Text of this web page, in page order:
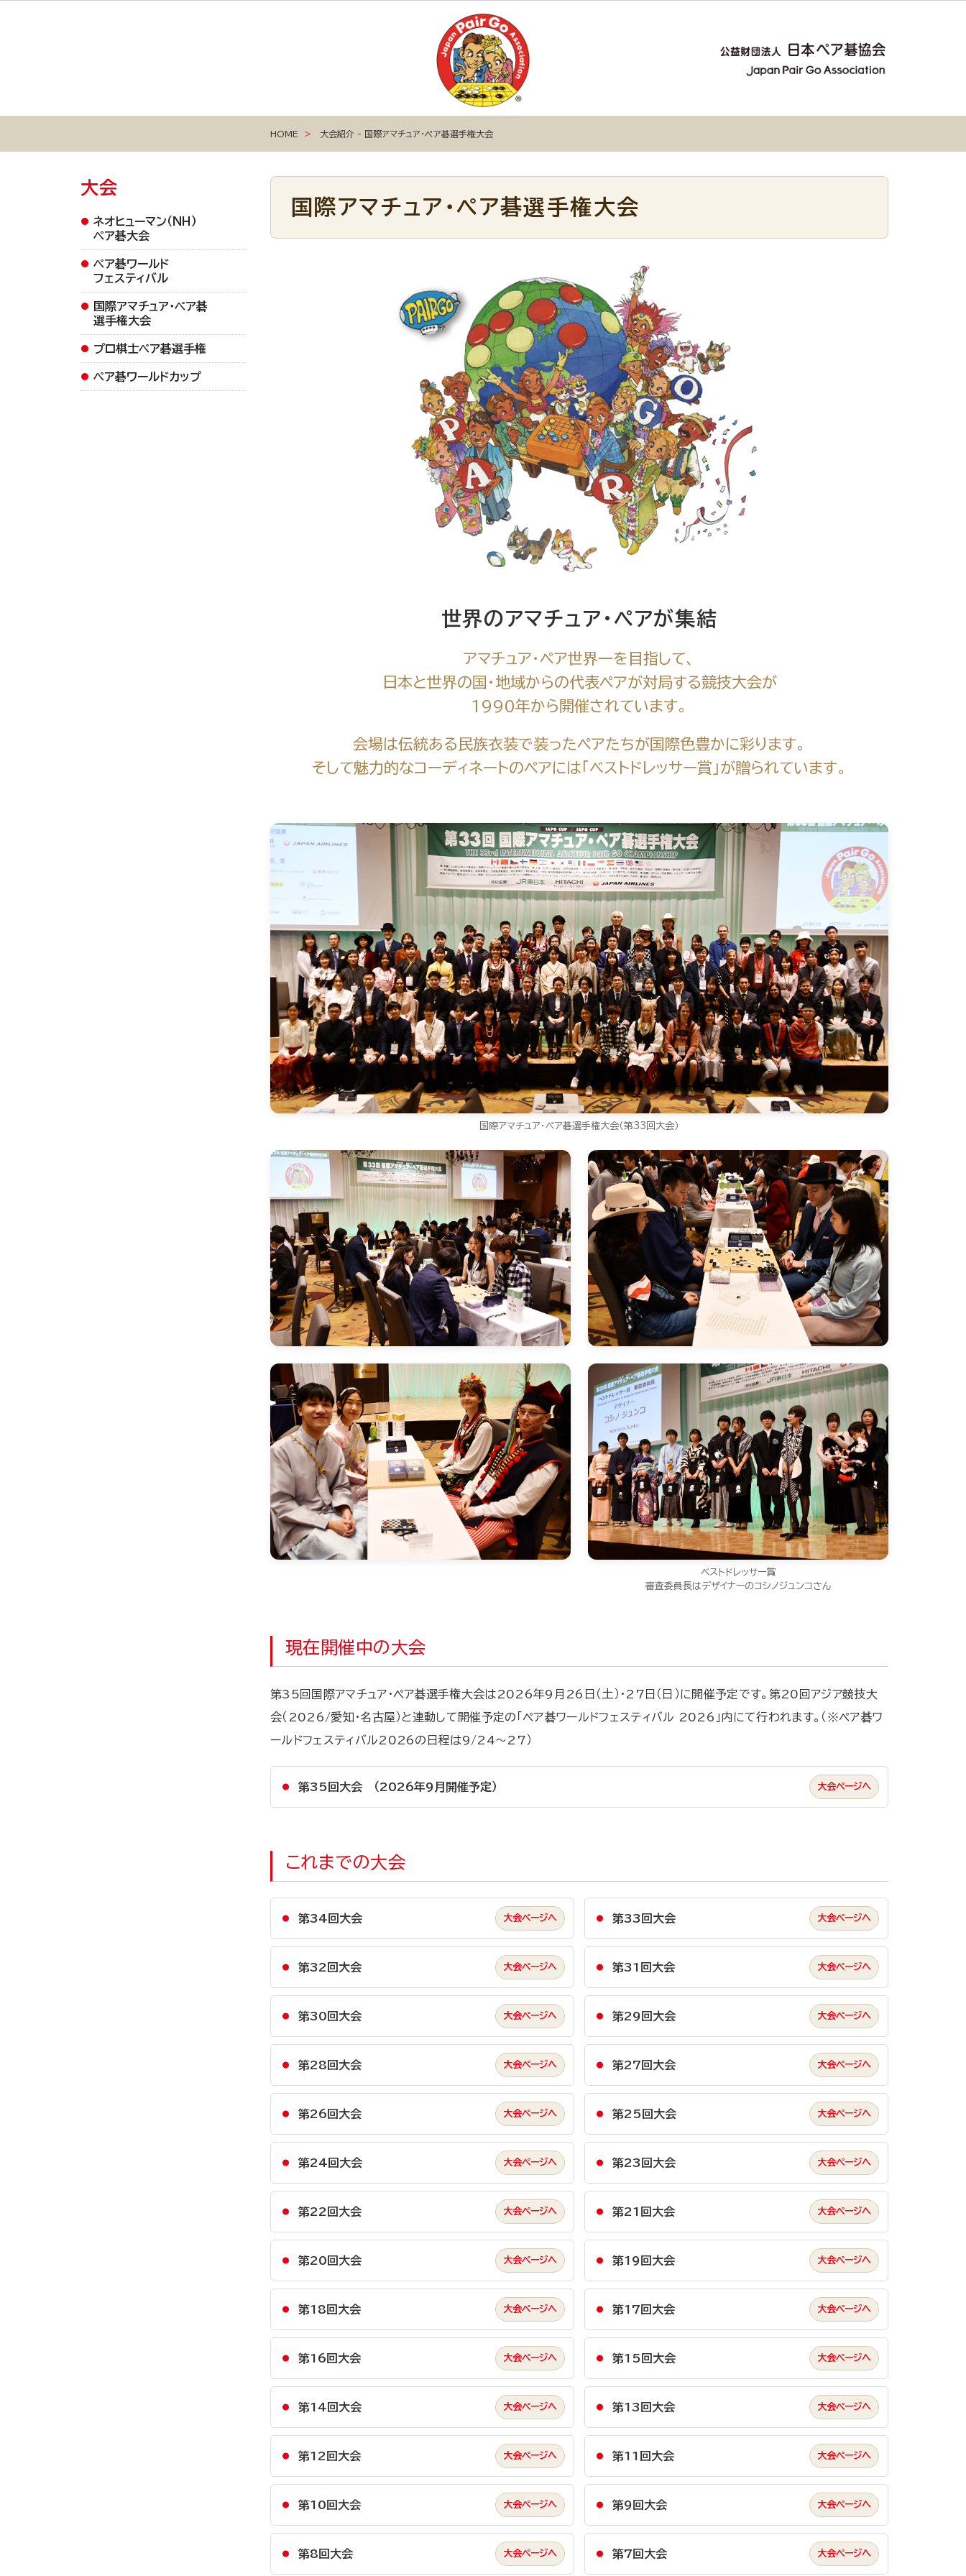
HOME 大会紹介 - 国際アマチュア・ペア碁選手権大会
大会
ネオヒューマン（ＮＨ）
ペア碁大会
ペア碁ワールド
フェスティバル
国際アマチュア・ペア碁
選手権大会
プロ棋士ペア碁選手権
ペア碁ワールドカップ
国際アマチュア・ペア碁選手権大会
世界のアマチュア・ペアが集結
アマチュア・ペア世界一を目指して、
日本と世界の国・地域からの代表ペアが対局する競技大会が
1990年から開催されています。
会場は伝統ある民族衣装で装ったペアたちが国際色豊かに彩ります。
そして魅力的なコーディネートのペアには「ベストドレッサー賞」が贈られています。
国際アマチュア・ペア碁選手権大会（第33回大会）
ベストドレッサー賞
審査委員長はデザイナーのコシノジュンコさん
現在開催中の大会
第35回国際アマチュア・ペア碁選手権大会は2026年9月26日（土）・27日（日）に開催予定です。第20回アジア競技大
会（2026/愛知・名古屋）と連動して開催予定の「ペア碁ワールドフェスティバル 2026」内にて行われます。（※ペア碁ワ
ールドフェスティバル2026の日程は9/24～27）
第35回大会 （2026年9月開催予定）
これまでの大会
第34回大会 第33回大会
第32回大会 第31回大会
第30回大会 第29回大会
第28回大会 第27回大会
第26回大会 第25回大会
第24回大会 第23回大会
第22回大会 第21回大会
第20回大会 第19回大会
第18回大会 第17回大会
第16回大会 第15回大会
第14回大会 第13回大会
第12回大会 第11回大会
第10回大会 第9回大会
第8回大会 第7回大会